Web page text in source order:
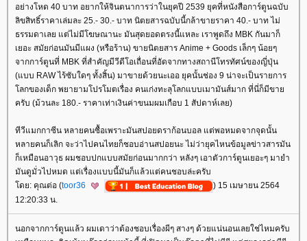
อย่างโหด 40 บาท อยากให้จินตนาการว่าในยุคปี 2539 ยุคที่หนังสือการ์ตูนฉบับ
ลิขสิทธิ์ราคาเล่มละ 25.- 30.- บาท นิตยสารฉบับนี้กล้าขายราคา 40.- บาท ไม่
ธรรมดาเลย แต่ไม่มีโฆษณานะ มันสุดยอดตรงนี้แหละ เราพูดถึง MBK กันมาก็
เยอะ สมัยก่อนมันมีแผง (หรือร้าน) ขายนิตยสาร Anime + Goods เล็กๆ น้อยๆ
จากการ์ตูนที่ MBK ที่สำคัญมีวีดีโอเถื่อนที่อัดจากทางสถานีโทรทัศน์ของญี่ปุ่น
(แบบ RAW ไร้ซับใดๆ ทั้งสิ้น) มาขายด้วยนะเออ ยุคนั้นช่อง 9 น่าจะเป็นรายการ
ลกของเด็ก พยายามโปรโมตเรื่อง คนเก่งทะลุโลกแบบเมามันส์มาก ที่นี่ก็มีขา
ครับ (ม้วนละ 180.- ราคาเท่าเงินค่าขนมผมเกือบ 1 สัปดาห์เลย)
ทีวีแมกกาซีน หลายคนซื้อเพราะมันสปอยดราก้อนบอล แต่พอหมดจากจุดนั้น
หลายคนก็เลิก จะว่าไปคนไทยก็ชอบอ่านสปอยนะ ไม่ว่ายุคไหนข้อมูลข่าวสารมัน
ก็เหมือนอาวุธ ผมชอบปกแบบสมัยก่อนมากกว่า หลังๆ เอาตัวการ์ตูนเยอะๆ มายำ
มันดูมั่วไปหมด แต่เรื่องแบบนี้มันก็แล้วแต่คนชอบล่ะครับ
ดย: คุณต่อ (toor36
) 15 เมษายน 2564
12:20:33 น.
นอกจากการ์ตูนแล้ว ผมเดาว่าต้องชอบเรื่องผีๆ สางๆ ด้วยแน่นอนเลยใช่ไหมครับ